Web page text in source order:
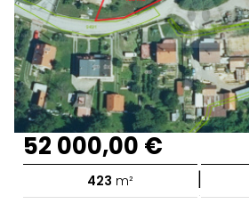
52 000,00 €
423 m² |